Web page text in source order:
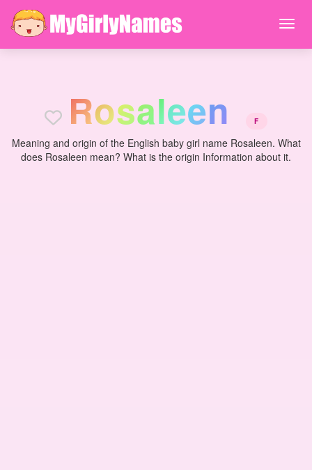
Rosaleen F
Meaning and origin of the English baby girl name Rosaleen. What
does Rosaleen mean? What is the origin Information about it.